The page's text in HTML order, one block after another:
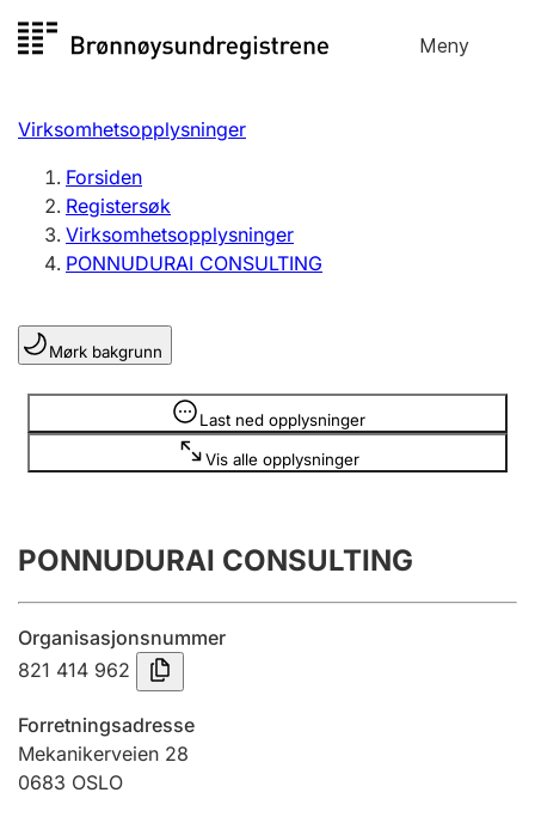
til
Meny
Registersøk
Aksjeselskap
Enkeltpersonforetak
Registrere, endre, slette
Lag og forening
Registrere, endre, slette
Årsregnskap
Innsending og forsinkelsesgebyr
Tinglysing
Jeger
Virksomhetsopplysninger
Forsiden
Registersøk
Virksomhetsopplysninger
PONNUDURAI CONSULTING
Mørk bakgrunn
Last ned opplysninger
Vis alle opplysninger
Opplysninger er skjult
PONNUDURAI CONSULTING
Organisasjonsnummer
821 414 962
Forretningsadresse
Mekanikerveien 28
0683 OSLO